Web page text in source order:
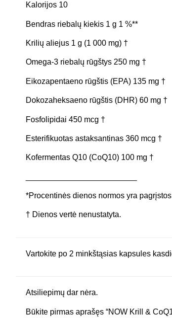
Kalorijos 10
Bendras riebalų kiekis 1 g 1 %**
Krilių aliejus 1 g (1 000 mg) †
Omega-3 riebalų rūgštys 250 mg †
Eikozapentaeno rūgštis (EPA) 135 mg †
Dokozaheksaeno rūgštis (DHR) 60 mg †
Fosfolipidai 450 mcg †
Esterifikuotas astaksantinas 360 mcg †
Kofermentas Q10 (CoQ10) 100 mg †
*Procentinės dienos normos yra
† Dienos vertė nenustatyta.
Vartokite po 2 minkštąsias kapsules
Atsiliepimų dar nėra.
Būkite pirmas aprašęs “NOW Krill &